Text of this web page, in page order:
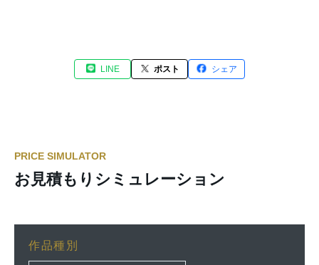
LINE ポスト シェア
PRICE SIMULATOR
お見積もりシミュレーション
作品種別